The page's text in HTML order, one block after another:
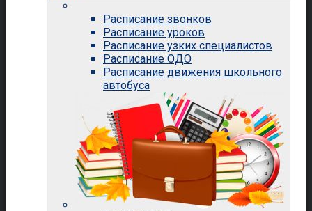
Расписание звонков
Расписание уроков
Расписание узких специалистов
Расписание ОДО
Расписание движения школьного
автобуса